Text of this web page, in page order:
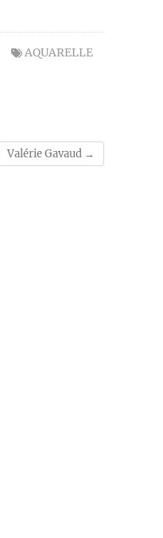
AQUARELLE
Valérie Gavaud →